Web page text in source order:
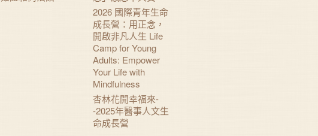
2026 國際青年生命
成長營：用正念，
開啟非凡人生 Life
Camp for Young
Adults: Empower
Your Life with
Mindfulness
杏林花開幸福來-
-2025年醫事人文生
命成長營